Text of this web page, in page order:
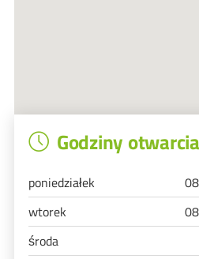
Godziny otwarcia
poniedziałek
wtorek
środa